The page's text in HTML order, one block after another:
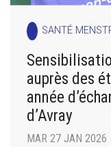
SANTÉ
auprès des
année
d’Avray
MAR 27 JAN 2026